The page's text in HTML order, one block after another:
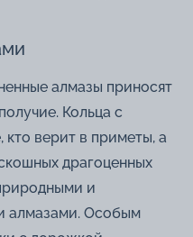
алмазы приносят
Кольца с
верит в приметы, а
драгоценных
и
алмазами. Особым